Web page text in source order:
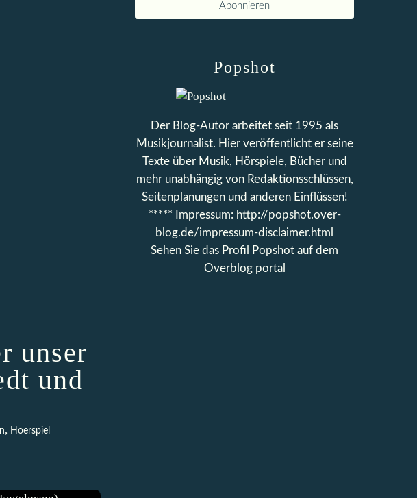
unser
und
, Hoerspiel
Popshot
Der Blog-Autor arbeitet seit 1995 als
Musikjournalist. Hier veröffentlicht er seine
Texte über Musik, Hörspiele, Bücher und
mehr unabhängig von Redaktionsschlüssen,
Seitenplanungen und anderen Einflüssen!
***** Impressum: http://popshot.over-
blog.de/impressum-disclaimer.html
Sehen Sie das Profil
Popshot auf dem
Overblog portal